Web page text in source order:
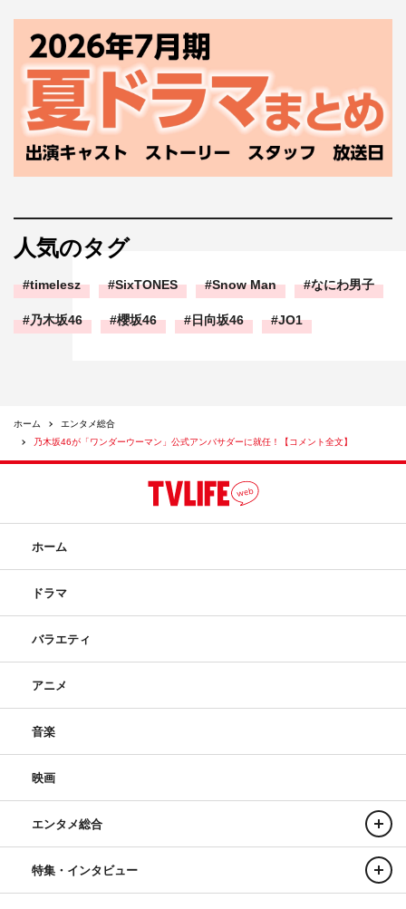
人気のタグ
timelesz SixTONES Snow Man なにわ男子
乃木坂46 櫻坂46 日向坂46 JO1
ホーム
エンタメ総合
乃木坂46が「ワンダーウーマン」公式アンバサダーに就任！【コメント全文】
ホーム
ドラマ
バラエティ
アニメ
音楽
映画
エンタメ総合
特集・インタビュー